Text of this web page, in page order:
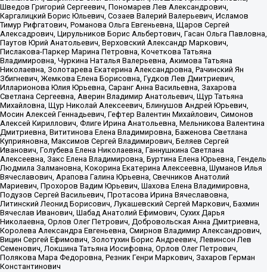
Шведов Григорий Сергеевич, Пономарев Лев Александрович,
Каргалицкий Борис Юльевич, Созаев Валерий Валерьевич, Исламов
Тимур Рифгатович, Романова Ольга Евгеньевна, Щаров Сергей
Алексадрович, Цирульников Борис Альбертович, Гасан Ольга Павловна,
Паутов Юрий Анатольевич, Верховский Александр Маркович,
Пислакова-Паркер Марина Петровна, Кочеткова Татьяна
Владимировна, Чуркина Наталья Валерьевна, Акимова Татьяна
Николаевна, Золотарева Екатерина Александровна, Рачинский Ян
Збигневич, Жемкова Елена Борисовна, Гудков Лев Дмитриевич,
Илларионова Юлия Юрьевна, Саранг Анна Васильевна, Захарова
Светлана Сергеевна, Аверин Владимир Анатольевич, Щур Татьяна
Михайловна, Щур Николай Алексеевич, Блинушов Андрей Юрьевич,
Мосин Алексей Геннадьевич, Гефтер Валентин Михайлович, Симонов
Алексей Кириллович, Флиге Ирина Анатольевна, Мельникова Валентина
Дмитриевна, Вититинова Елена Владимировна, Баженова Светлана
Куприяновна, Максимов Сергей Владимирович, Беляев Сергей
Иванович, Голубева Елена Николаевна, Ганнушкина Светлана
Алексеевна, Закс Елена Владимировна, Буртина Елена Юрьевна, Гендель
Людмила Залмановна, Кокорина Екатерина Алексеевна, Шуманов Илья
Вячеславович, Арапова Галина Юрьевна, Свечников Анатолий
Мариевич, Прохоров Вадим Юрьевич, Шахова Елена Владимировна,
Подузов Сергей Васильевич, Протасова Ирина Вячеславовна,
Литинский Леонид Борисович, Лукашевский Сергей Маркович, Бахмин
Вячеслав Иванович, Шабад Анатолий Ефимович, Сухих Дарья
Николаевна, Орлов Олег Петрович, Добровольская Анна Дмитриевна,
Королева Александра Евгеньевна, Смирнов Владимир Александрович,
Вицин Сергей Ефимович, Золотухин Борис Андреевич, Левинсон Лев
Семенович, Локшина Татьяна Иосифовна, Орлов Олег Петрович,
Полякова Мара Федоровна, Резник Генри Маркович, Захаров Герман
Константинович